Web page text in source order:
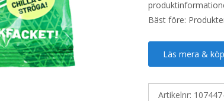
Bäst före:
Läs mera & köp
Artikelnr: